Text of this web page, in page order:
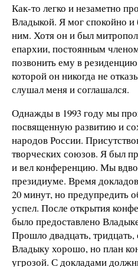
Как-то легко и незаметно
Владыкой. Я мог спокойно и
ним. Хотя он и был
епархии, постоянным
позвонить ему в
которой он никогда не
слушал меня и соглашался.
Однажды в 1993 году мы
посвященную развитию и
народов России.
творческих союзов. Я был
и вел конференцию. Мы
президиуме. Время
20 минут, но предупредить
успел. После открытия
было предоставлено
Прошло двадцать,
Владыку хорошо, но план
угрозой. С докладами